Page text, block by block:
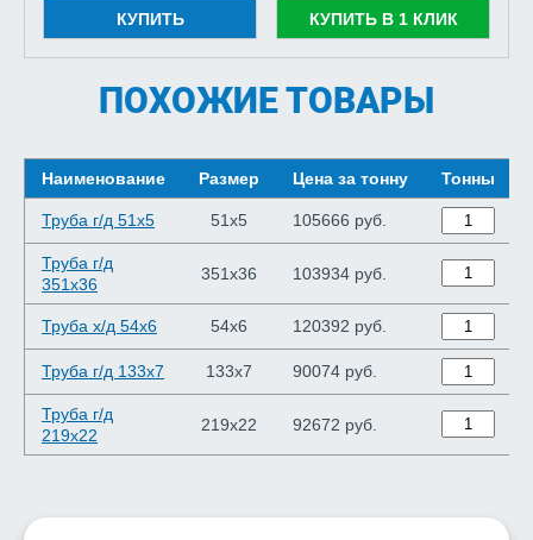
КУПИТЬ КУПИТЬ В 1 КЛИК
ПОХОЖИЕ ТОВАРЫ
Наименование Размер Цена за тонну Тонны
Труба г/д 51x5 51x5 105666 руб.
Труба г/д
351x36
351x36 103934 руб.
Труба х/д 54x6 54x6 120392 руб.
Труба г/д 133x7 133x7 90074 руб.
Труба г/д
219x22
219x22 92672 руб.